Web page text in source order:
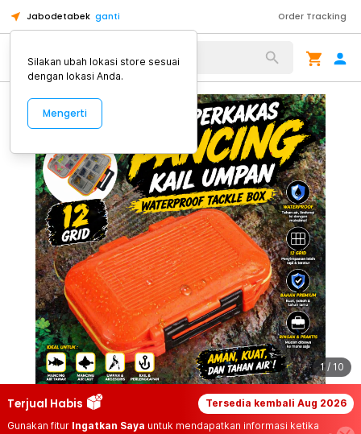
Jabodetabek ganti Order Tracking
Alat Kopi
1 / 10
Terjual Habis Tersedia kembali Aug 2026
Gunakan fitur Ingatkan Saya untuk mendapatkan informasi ketika
Silakan ubah lokasi store sesuai
dengan lokasi Anda.
Mengerti